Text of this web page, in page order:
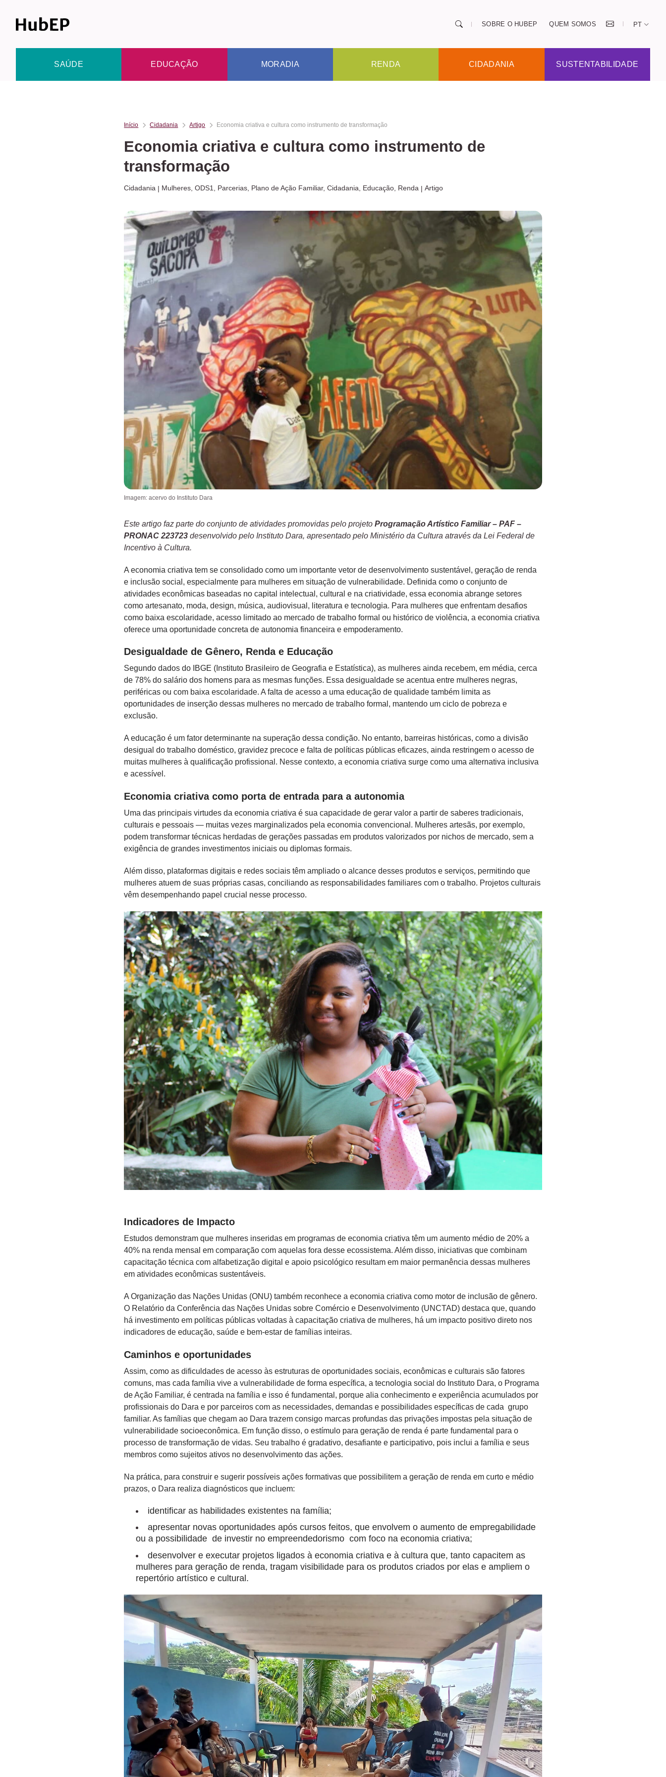
content
SOBRE O HUBEP QUEM SOMOS PT
SAÚDE EDUCAÇÃO MORADIA RENDA CIDADANIA SUSTENTABILIDADE
Início Cidadania Artigo Economia criativa e cultura como instrumento de transformação
Economia criativa e cultura como instrumento de
transformação
Cidadania Mulheres ,ODS1 Parcerias Plano de Ação Familiar,Cidadania Educação Renda Artigo
Imagem: acervo do Instituto Dara
Este artigo faz parte do conjunto de atividades promovidas pelo projetoProgramação Artístico Familiar – PAF –
PRONAC 223723desenvolvido pelo Instituto Dara, apresentado pelo Ministério da Cultura através da Lei Federal de
Incentivo à Cultura.
A economia criativa tem se consolidado como um importante vetor de desenvolvimento sustentável, geração de renda
e inclusão social, especialmente para mulheres em situação de vulnerabilidade. Definida como o conjunto de
atividades econômicas baseadas no capital intelectual, cultural e na criatividade, essa economia abrange setores
como artesanato, moda, design, música, audiovisual, literatura e tecnologia. Para mulheres que enfrentam desafios
como baixa escolaridade, acesso limitado ao mercado de trabalho formal ou histórico de violência, a economia criativa
oferece uma oportunidade concreta de autonomia financeira e empoderamento.
Desigualdade de Gênero, Renda e Educação
Segundo dados do IBGE (Instituto Brasileiro de Geografia e Estatística), as mulheres ainda recebem, em média, cerca
de 78% do salário dos homens para as mesmas funções. Essa desigualdade se acentua entre mulheres negras,
periféricas ou com baixa escolaridade. A falta de acesso a uma educação de qualidade também limita as
oportunidades de inserção dessas mulheres no mercado de trabalho formal, mantendo um ciclo de pobreza e
exclusão.
A educação é um fator determinante na superação dessa condição. No entanto, barreiras históricas, como a divisão
desigual do trabalho doméstico, gravidez precoce e falta de políticas públicas eficazes, ainda restringem o acesso de
muitas mulheres à qualificação profissional. Nesse contexto, a economia criativa surge como uma alternativa inclusiva
e acessível.
Economia criativa como porta de entrada para a autonomia
Uma das principais virtudes da economia criativa é sua capacidade de gerar valor a partir de saberes tradicionais,
culturais e pessoais — muitas vezes marginalizados pela economia convencional. Mulheres artesãs, por exemplo,
podem transformar técnicas herdadas de gerações passadas em produtos valorizados por nichos de mercado, sem a
exigência de grandes investimentos iniciais ou diplomas formais.
Além disso, plataformas digitais e redes sociais têm ampliado o alcance desses produtos e serviços, permitindo que
mulheres atuem de suas próprias casas, conciliando as responsabilidades familiares com o trabalho. Projetos culturais
vêm desempenhando papel crucial nesse processo.
Indicadores de Impacto
Estudos demonstram que mulheres inseridas em programas de economia criativa têm um aumento médio de 20% a
40% na renda mensal em comparação com aquelas fora desse ecossistema. Além disso, iniciativas que combinam
capacitação técnica com alfabetização digital e apoio psicológico resultam em maior permanência dessas mulheres
em atividades econômicas sustentáveis.
A Organização das Nações Unidas (ONU) também reconhece a economia criativa como motor de inclusão de gênero.
O Relatório da Conferência das Nações Unidas sobre Comércio e Desenvolvimento (UNCTAD) destaca que, quando
há investimento em políticas públicas voltadas à capacitação criativa de mulheres, há um impacto positivo direto nos
indicadores de educação, saúde e bem-estar de famílias inteiras.
Caminhos e oportunidades
Assim, como as dificuldades de acesso às estruturas de oportunidades sociais, econômicas e culturais são fatores
comuns, mas cada família vive a vulnerabilidade de forma específica, a tecnologia social do Instituto Dara, o Programa
de Ação Familiar, é centrada na família e isso é fundamental, porque alia conhecimento e experiência acumulados por
profissionais do Dara e por parceiros com as necessidades, demandas e possibilidades específicas de cada grupo
familiar. As famílias que chegam ao Dara trazem consigo marcas profundas das privações impostas pela situação de
vulnerabilidade socioeconômica. Em função disso, o estímulo para geração de renda é parte fundamental para o
processo de transformação de vidas. Seu trabalho é gradativo, desafiante e participativo, pois inclui a família e seus
membros como sujeitos ativos no desenvolvimento das ações.
Na prática, para construir e sugerir possíveis ações formativas que possibilitem a geração de renda em curto e médio
prazos, o Dara realiza diagnósticos que incluem:
identificar as habilidades existentes na família;
apresentar novas oportunidades após cursos feitos, que envolvem o aumento de empregabilidade
ou a possibilidade de investir no empreendedorismo com foco na economia criativa;
desenvolver e executar projetos ligados à economia criativa e à cultura que, tanto capacitem as
mulheres para geração de renda, tragam visibilidade para os produtos criados por elas e ampliem o
repertório artístico e cultural.